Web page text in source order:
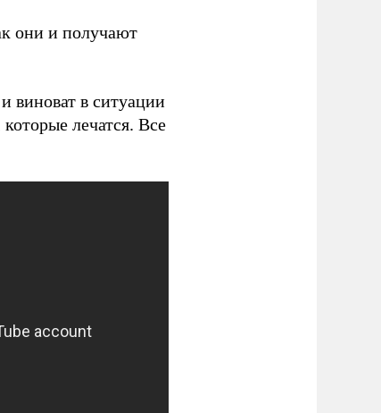
они и получают
виноват в ситуации
лечатся. Все